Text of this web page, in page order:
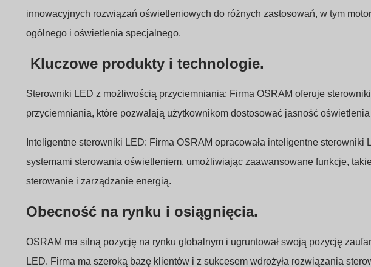
innowacyjnych rozwiązań oświetleniowych do różnych zastosowań, w tym
ogólnego i oświetlenia specjalnego.
Kluczowe produkty i technologie.
Sterowniki LED z możliwością przyciemniania: Firma OSRAM oferuje
przyciemniania, które pozwalają użytkownikom dostosować jasność
Inteligentne sterowniki LED: Firma OSRAM opracowała inteligentne sterowniki
systemami sterowania oświetleniem, umożliwiając zaawansowane funkcje,
sterowanie i zarządzanie energią.
Obecność na rynku i osiągnięcia.
OSRAM ma silną pozycję na rynku globalnym i ugruntował swoją pozycję
LED. Firma ma szeroką bazę klientów i z sukcesem wdrożyła rozwiązania